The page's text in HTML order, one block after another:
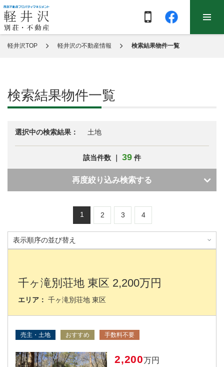
軽井沢TOP 軽井沢の不動産情報 検索結果物件一覧
検索結果物件一覧
選択中の検索結果： 土地
該当件数 ｜ 39 件
再度絞り込み検索する
1 2 3 4
千ヶ滝別荘地 東区 2,200万円
エリア： 千ヶ滝別荘地 東区
売主・土地 おすすめ 手数料不要
2,200万円